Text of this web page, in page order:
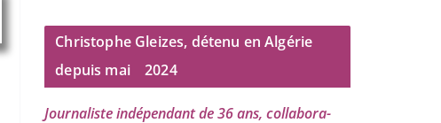
Christophe Gleizes, détenu en Algérie
depuis mai
2024
Journaliste indé­pen­dant de36ans, col­la­bo­ra­